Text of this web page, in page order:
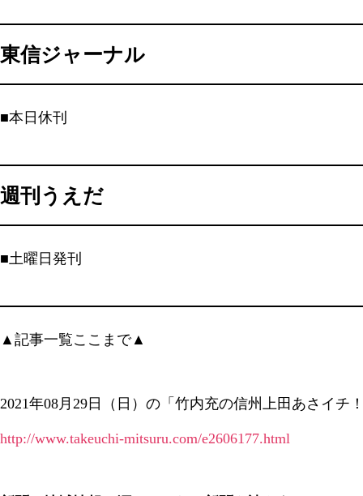
東信ジャーナル
■本日休刊
週刊うえだ
■土曜日発刊
▲記事一覧ここまで▲
2021年08月29日（日）の「竹内充の信州上田あさイチ
http://www.takeuchi-mitsuru.com/e2606177.html